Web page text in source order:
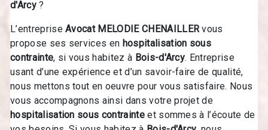
d'Arcy?
L’entrepriseAvocat MELODIE CHENAILLERvous
propose ses services en hospitalisation sous
contrainte, si vous habitez à Bois-d'Arcy. Entreprise
usant d’une expérience et d’un savoir-faire de qualité,
nous mettons tout en oeuvre pour vous satisfaire. Nous
vous accompagnons ainsi dans votre projet de
hospitalisation sous contrainteet sommes à l’écoute de